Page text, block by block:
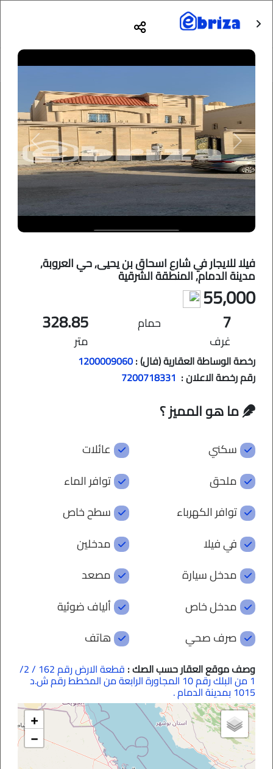
Previous Next
فيلا للايجار في شارع اسحاق بن يحيى, حي العروبة,
مدينة الدمام, المنطقة الشرقية
55,000
7
غرف
حمام 328.85
متر
رخصة الوساطة العقارية (فال) :1200009060
رقم رخصة الاعلان : 7200718331
ما هو المميز ؟
سكني
عائلات
ملحق
توافر الماء
توافر الكهرباء
سطح خاص
في فيلا
مدخلين
مدخل سيارة
مصعد
مدخل خاص
ألياف ضوئية
صرف صحي
هاتف
وصف موقع العقار حسب الصك : قطعة الارض رقم 162 / 2/
1 من البلك رقم 10 المجاورة الرابعة من المخطط رقم ش.د
1015 بمدينة الدمام .
+
−